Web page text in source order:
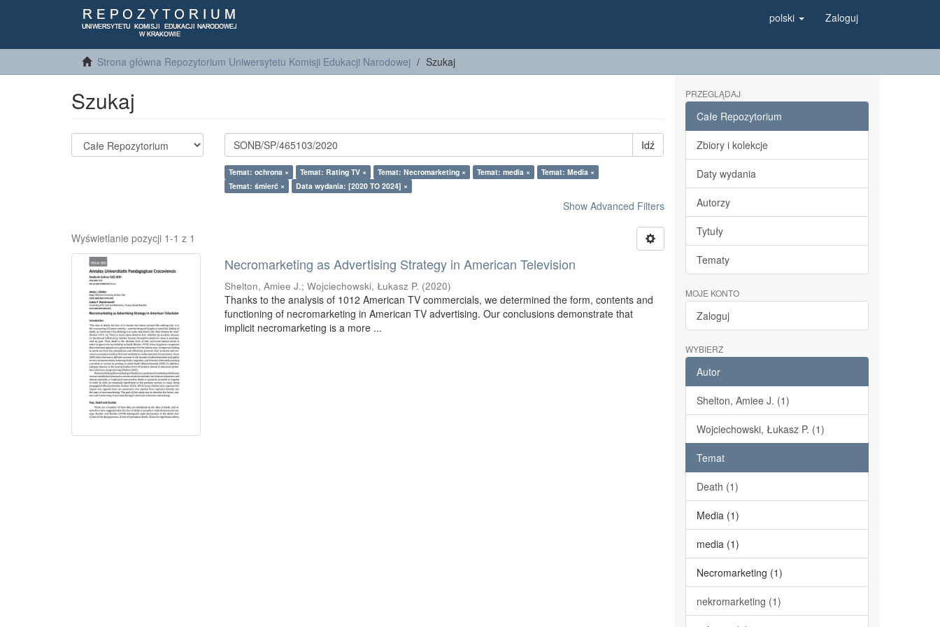
polski Zaloguj
Strona główna Repozytorium Uniwersytetu Komisji Edukacji Narodowej Szukaj
Szukaj
Idź
Temat: ochrona × Temat: Rating TV × Temat: Necromarketing × Temat: media ×
Temat: Media ×
Temat: śmierć ×
Data wydania: [2020 TO 2024] ×
Show Advanced Filters
Wyświetlanie pozycji 1-1 z 1
Necromarketing as Advertising Strategy in American Television
Shelton, Amiee J.;Wojciechowski, Łukasz P. (2020)
Thanks to the analysis of 1012 American TV commercials, we determined the form, contents and
functioning of necromarketing in American TV advertising. Our conclusions demonstrate that
implicit necromarketing is a more ...
PRZEGLĄDAJ
Całe Repozytorium
Zbiory i kolekcje
Daty wydania
Autorzy
Tytuły
Tematy
MOJE KONTO
Zaloguj
WYBIERZ
Autor
Shelton, Amiee J. (1)
Wojciechowski, Łukasz P. (1)
Temat
Death (1)
Media (1)
media (1)
Necromarketing (1)
nekromarketing (1)